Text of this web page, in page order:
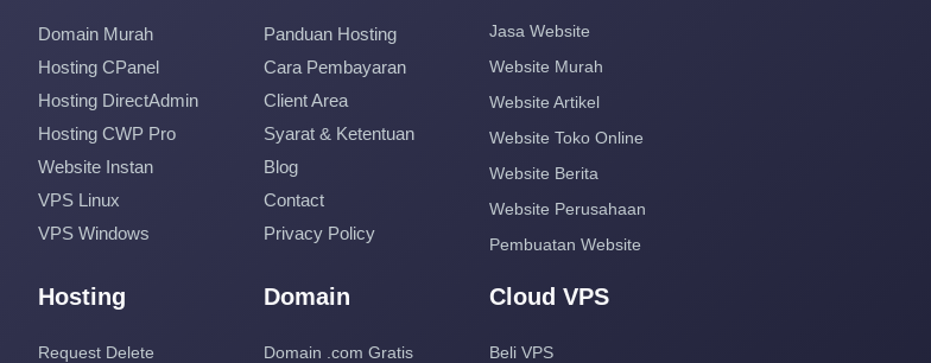
Domain Murah
Hosting CPanel
Hosting DirectAdmin
Hosting CWP Pro
Website Instan
VPS Linux
VPS Windows
Panduan Hosting
Cara Pembayaran
Client Area
Syarat & Ketentuan
Blog
Contact
Privacy Policy
Jasa Website
Website Murah
Website Artikel
Website Toko Online
Website Berita
Website Perusahaan
Pembuatan Website
Hosting
Request Delete
Domain
Domain .com Gratis
Cloud VPS
Beli VPS